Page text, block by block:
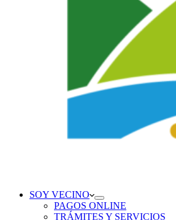
SOY VECINO
PAGOS ONLINE
TRÁMITES Y SERVICIOS